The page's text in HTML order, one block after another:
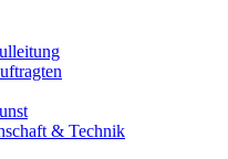
& Technik